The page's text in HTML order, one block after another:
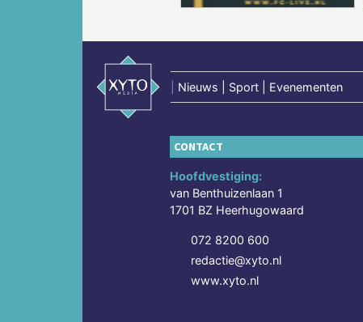
Nieuws | Sport | Evenementen
CONTACT
Hoofdvestiging:
van Benthuizenlaan 1
1701 BZ Heerhugowaard
072 8200 600
redactie@xyto.nl
www.xyto.nl